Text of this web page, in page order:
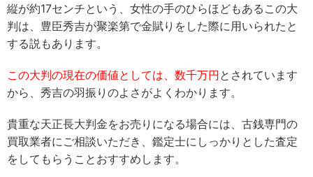
縦が約17センチという、女性の手のひらほどもあるこの大
判は、豊臣秀吉が聚楽第で金賦りをした際に用いられたと
する説もあります。
この大判の現在の価値としては、数千万円とされています
から、秀吉の羽振りのよさがよくわかります。
貴重な天正長大判金をお売りになる場合には、古銭専門の
買取業者にご相談いただき、鑑定士にしっかりとした査定
をしてもらうことおすすめします。